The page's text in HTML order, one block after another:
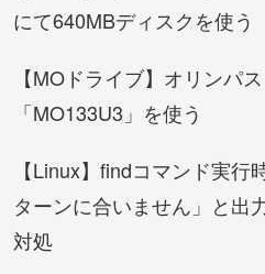
にて640MBディスクを使う
【MOドライブ】オリンパス
「MO133U3」を使う
【Linux】findコマンド実行
ターンに合いません」と出
対処